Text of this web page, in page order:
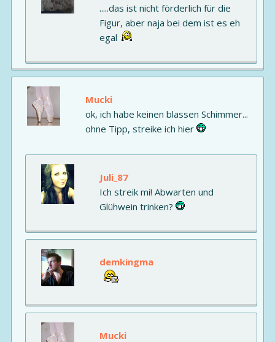
.....das ist nicht förderlich für die
Figur, aber naja bei dem ist es eh
egal
Mucki
ok, ich habe keinen blassen Schimmer...
ohne Tipp, streike ich hier
Juli_87
Ich streik mi! Abwarten und
Glühwein trinken?
demkingma
Mucki